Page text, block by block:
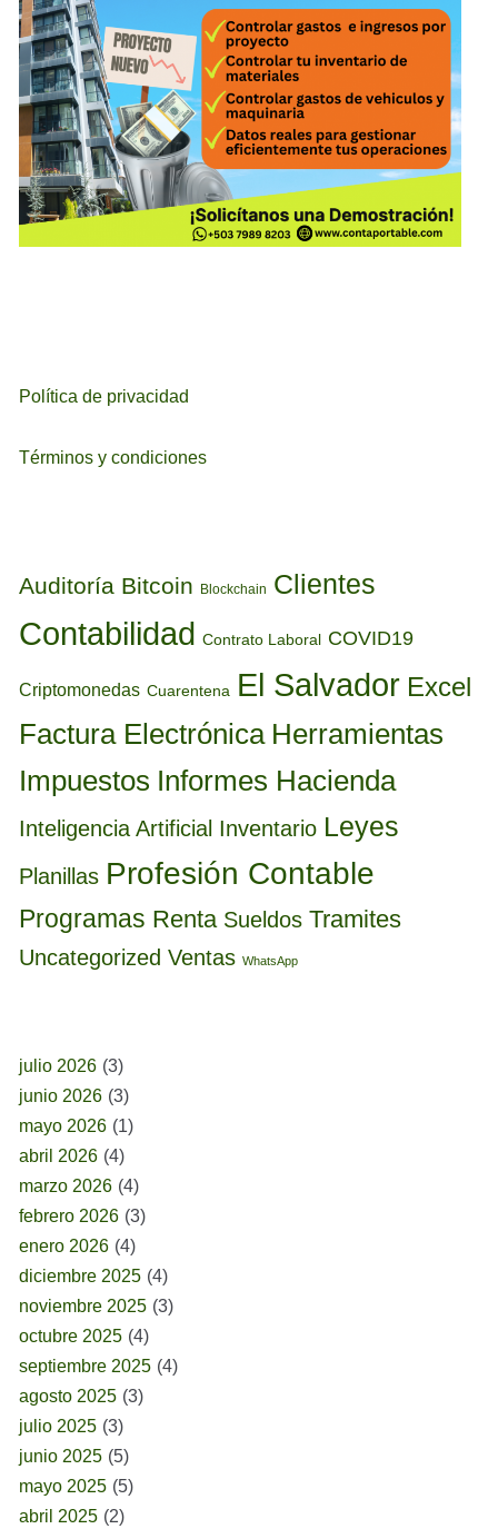
Política de privacidad
Términos y condiciones
Auditoría Bitcoin Blockchain Clientes
Contabilidad Contrato Laboral COVID19
Criptomonedas Cuarentena El Salvador Excel
Factura Electrónica Herramientas
Impuestos Informes Hacienda
Inteligencia Artificial Inventario Leyes
Planillas Profesión Contable
Programas Renta Sueldos Tramites
Uncategorized Ventas WhatsApp
julio 2026 (3)
junio 2026 (3)
mayo 2026 (1)
abril 2026 (4)
marzo 2026 (4)
febrero 2026 (3)
enero 2026 (4)
diciembre 2025 (4)
noviembre 2025 (3)
octubre 2025 (4)
septiembre 2025 (4)
agosto 2025 (3)
julio 2025 (3)
junio 2025 (5)
mayo 2025 (5)
abril 2025 (2)